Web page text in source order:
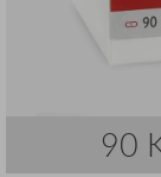
90